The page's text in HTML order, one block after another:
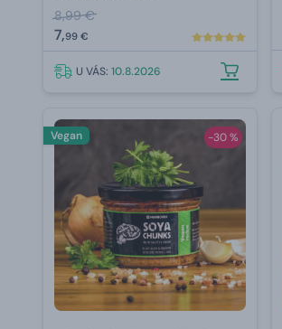
8,99 €
7,99 €
U VÁS: 10.8.2026
-30 %
Vegan